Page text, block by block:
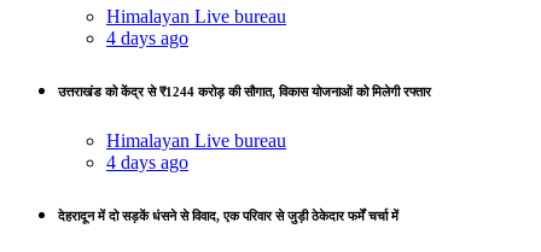
Himalayan Live bureau
4 days ago
उत्तराखंड को केंद्र से ₹1244 करोड़ की सौगात, विकास योजनाओं को मिलेगी रफ्तार
Himalayan Live bureau
4 days ago
देहरादून में दो सड़कें धंसने से विवाद, एक परिवार से जुड़ी ठेकेदार फर्में चर्चा में